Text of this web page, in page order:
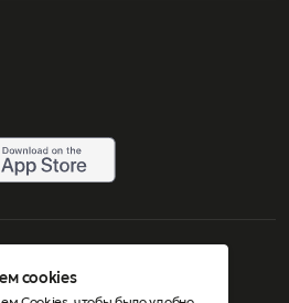
Все права защищены
cookies